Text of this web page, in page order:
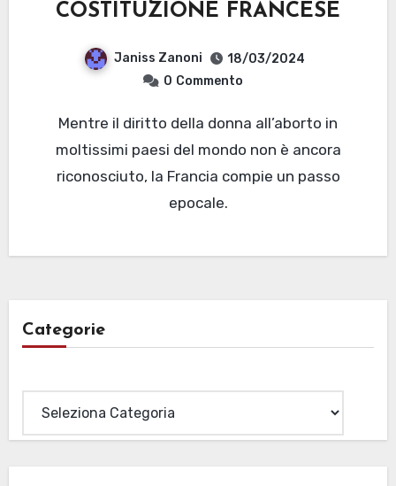
COSTITUZIONE FRANCESE
Janiss Zanoni
18/03/2024
0 Commento
Mentre il diritto della donna all’aborto in
moltissimi paesi del mondo non è ancora
riconosciuto, la Francia compie un passo
epocale.
Categorie